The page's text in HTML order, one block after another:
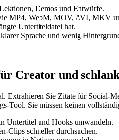
Demos und Entwürfe.
MP4, WebM, MOV, AVI, MKV
Untertiteldatei hat.
Sprache und wenig
Creator und
Extrahieren Sie Zitate für Social-
Tool. Sie müssen keinen
Untertitel und Hooks umwandeln.
Clips schneller durchsuchen.